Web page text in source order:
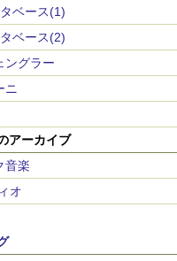
ベース(1)
ベース(2)
ングラー
ニ
アーカイブ
音楽
オ